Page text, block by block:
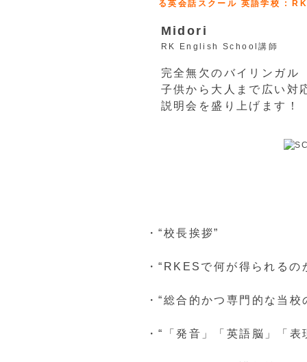
Midori
RK English School講師
完全無欠のバイリンガル
子供から大人まで広い対
説明会を盛り上げます！
・“校長挨拶”
・“RKESで何が得られるの
・“総合的かつ専門的な当校
・“「発音」「英語脳」「